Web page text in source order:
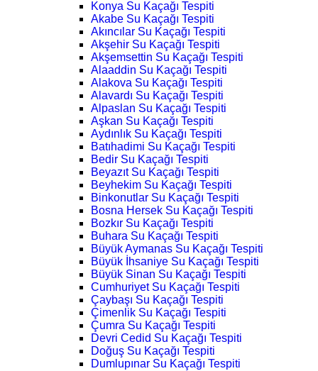
Konya Su Kaçağı Tespiti
Akabe Su Kaçağı Tespiti
Akıncılar Su Kaçağı Tespiti
Akşehir Su Kaçağı Tespiti
Akşemsettin Su Kaçağı Tespiti
Alaaddin Su Kaçağı Tespiti
Alakova Su Kaçağı Tespiti
Alavardı Su Kaçağı Tespiti
Alpaslan Su Kaçağı Tespiti
Aşkan Su Kaçağı Tespiti
Aydınlık Su Kaçağı Tespiti
Batıhadimi Su Kaçağı Tespiti
Bedir Su Kaçağı Tespiti
Beyazıt Su Kaçağı Tespiti
Beyhekim Su Kaçağı Tespiti
Binkonutlar Su Kaçağı Tespiti
Bosna Hersek Su Kaçağı Tespiti
Bozkır Su Kaçağı Tespiti
Buhara Su Kaçağı Tespiti
Büyük Aymanas Su Kaçağı Tespiti
Büyük İhsaniye Su Kaçağı Tespiti
Büyük Sinan Su Kaçağı Tespiti
Cumhuriyet Su Kaçağı Tespiti
Çaybaşı Su Kaçağı Tespiti
Çimenlik Su Kaçağı Tespiti
Çumra Su Kaçağı Tespiti
Devri Cedid Su Kaçağı Tespiti
Doğuş Su Kaçağı Tespiti
Dumlupınar Su Kaçağı Tespiti